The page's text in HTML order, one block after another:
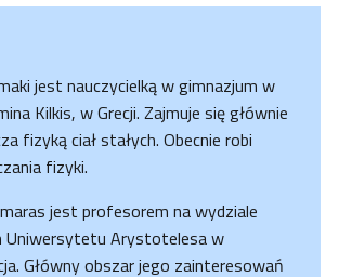
jest nauczycielką w gimnazjum w
Kilkis, w Grecji. Zajmuje się głównie
fizyką ciał stałych. Obecnie robi
fizyki.
jest profesorem na wydziale
Uniwersytetu Arystotelesa w
Główny obszar jego zainteresowań